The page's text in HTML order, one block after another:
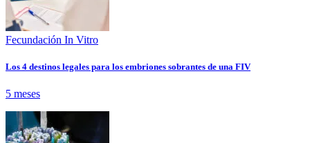
Fecundación In Vitro
Los 4 destinos legales para los embriones sobrantes de una FIV
5 meses